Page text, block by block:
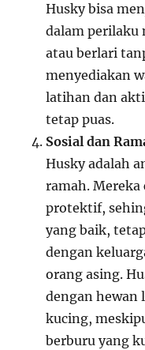
Husky bisa
dalam perilaku
atau berlari
menyediakan
latihan dan
tetap puas.
Sosial dan
Husky adalah
ramah.
protektif,
yang baik,
dengan
orang asing.
dengan hewan
kucing,
berburu yang